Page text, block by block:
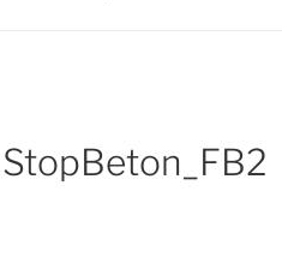
StopBeton_FB2